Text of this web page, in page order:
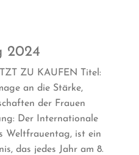
2024
ZU KAUFEN Titel:
an die Stärke,
der Frauen
Der Internationale
Weltfrauentag, ist ein
das jedes Jahr am 8.